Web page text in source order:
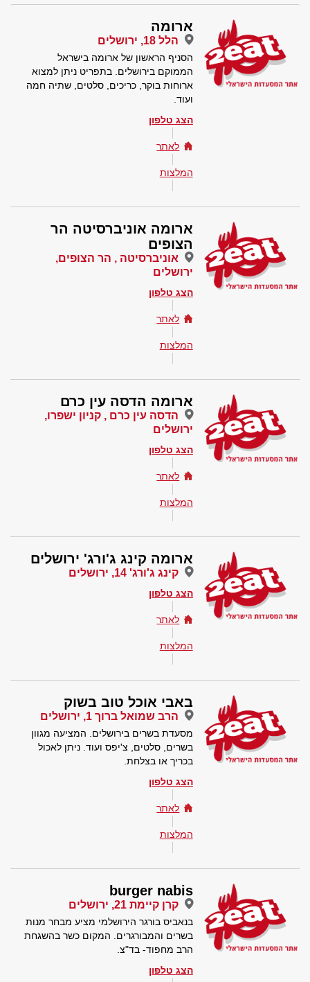
ארומה
הלל 18, ירושלים
הסניף הראשון של ארומה בישראל
הממוקם בירושלים. בתפריט ניתן למצוא
ארוחות בוקר, כריכים, סלטים, שתיה חמה
ועוד.
הצג טלפון
לאתר
המלצות
ארומה אוניברסיטה הר
הצופים
אוניברסיטה , הר הצופים,
ירושלים
הצג טלפון
לאתר
המלצות
ארומה הדסה עין כרם
הדסה עין כרם , קניון ישפרו,
ירושלים
הצג טלפון
לאתר
המלצות
ארומה קינג ג'ורג' ירושלים
קינג ג'ורג' 14, ירושלים
הצג טלפון
לאתר
המלצות
באבי אוכל טוב בשוק
הרב שמואל ברוך 1, ירושלים
מסעדת בשרים בירושלים. המציעה מגוון
בשרים, סלטים, צ'יפס ועוד. ניתן לאכול
בכריך או בצלחת.
הצג טלפון
לאתר
המלצות
burger nabis
קרן קיימת 21, ירושלים
בנאביס בורגר הירושלמי מציע מבחר מנות
בשרים והמבורגרים. המקום כשר בהשגחת
הרב מחפוד- בד"צ.
הצג טלפון